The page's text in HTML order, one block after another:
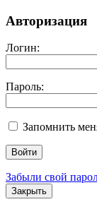
Авторизация
Логин:
Пароль:
Запомнить
Забыли свой
Закрыть